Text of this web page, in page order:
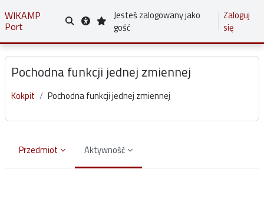
Przejdź do głównej zawartości
WIKAMP
Port Przełącznik wyszukiwarki
Jesteś zalogowany jako
gość
Zaloguj
się
Pochodna funkcji jednej zmiennej
Kokpit Pochodna funkcji jednej zmiennej
Przedmiot Aktywność